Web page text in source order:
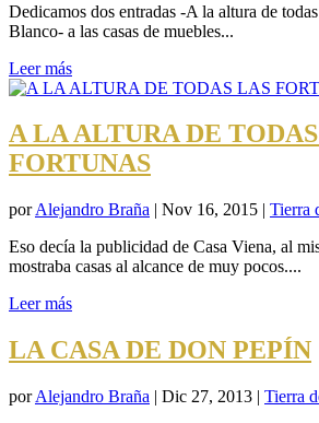
Dedicamos dos entradas -A la altura de
Blanco- a las casas de muebles...
Leer más
A LA ALTURA DE
FORTUNAS
porAlejandro Braña | Nov 16, 2015 | Tierra
Eso decía la publicidad de Casa Viena, al
mostraba casas al alcance de muy pocos....
Leer más
LA CASA DE DON PEPÍN
porAlejandro Braña | Dic 27, 2013 | Tierra